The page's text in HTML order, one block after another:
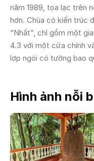
năm 1989, tọa lạc trên
hơn. Chùa có kiến trúc
“Nhất”, chỉ gồm một
4.3 với một cửa chính
lợp ngói có tường bao
Hình ảnh nỗi